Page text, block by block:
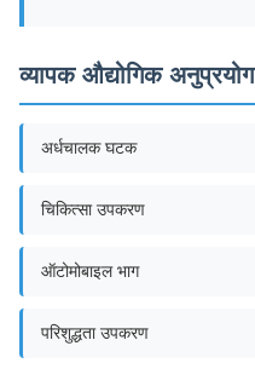
व्यापक औद्योगिक अनुप्रयोग
अर्धचालक घटक
चिकित्सा उपकरण
ऑटोमोबाइल भाग
परिशुद्धता उपकरण